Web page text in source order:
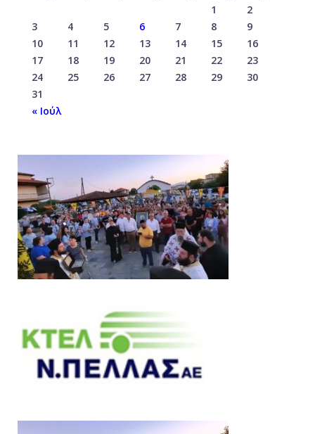
1
2
3
4 5 6 7 8
9
10
11 12 13 14 15
16
17
18 19 20 21 22
23
24
25 26 27 28 29
30
31
« Ιούλ